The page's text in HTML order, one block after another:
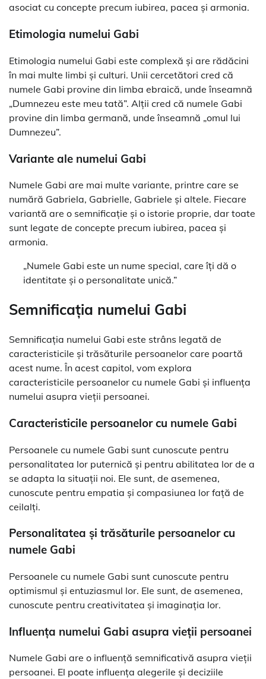
asociat cu concepte precum iubirea, pacea și armonia.
Etimologia numelui Gabi
Etimologia numelui Gabi este complexă și are rădăcini
în mai multe limbi și culturi. Unii cercetători cred că
numele Gabi provine din limba ebraică, unde înseamnă
„Dumnezeu este meu tată”. Alții cred că numele Gabi
provine din limba germană, unde înseamnă „omul lui
Dumnezeu”.
Variante ale numelui Gabi
Numele Gabi are mai multe variante, printre care se
numără Gabriela, Gabrielle, Gabriele și altele. Fiecare
variantă are o semnificație și o istorie proprie, dar toate
sunt legate de concepte precum iubirea, pacea și
armonia.
„Numele Gabi este un nume special, care îți dă o
identitate și o personalitate unică.”
Semnificația numelui Gabi
Semnificația numelui Gabi este strâns legată de
caracteristicile și trăsăturile persoanelor care poartă
acest nume. În acest capitol, vom explora
caracteristicile persoanelor cu numele Gabi și influența
numelui asupra vieții persoanei.
Caracteristicile persoanelor cu numele Gabi
Persoanele cu numele Gabi sunt cunoscute pentru
personalitatea lor puternică și pentru abilitatea lor de a
se adapta la situații noi. Ele sunt, de asemenea,
cunoscute pentru empatia și compasiunea lor față de
ceilalți.
Personalitatea și trăsăturile persoanelor cu
numele Gabi
Persoanele cu numele Gabi sunt cunoscute pentru
optimismul și entuziasmul lor. Ele sunt, de asemenea,
cunoscute pentru creativitatea și imaginația lor.
Influența numelui Gabi asupra vieții persoanei
Numele Gabi are o influență semnificativă asupra vieții
persoanei. El poate influența alegerile și deciziile